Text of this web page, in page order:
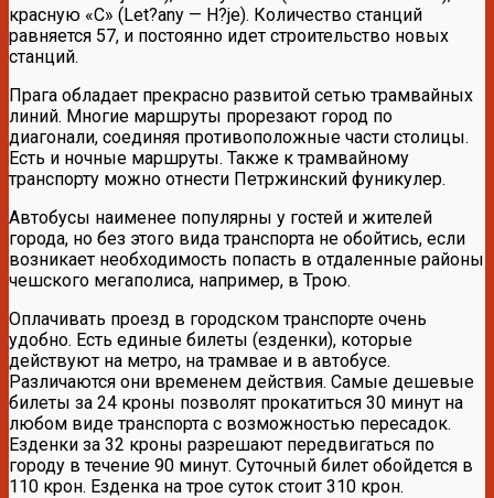
красную «С» (Let?any — H?je). Количество станций
равняется 57, и постоянно идет строительство новых
станций.
Прага обладает прекрасно развитой сетью трамвайных
линий. Многие маршруты прорезают город по
диагонали, соединяя противоположные части столицы.
Есть и ночные маршруты. Также к трамвайному
транспорту можно отнести Петржинский фуникулер.
Автобусы наименее популярны у гостей и жителей
города, но без этого вида транспорта не обойтись, если
возникает необходимость попасть в отдаленные районы
чешского мегаполиса, например, в Трою.
Оплачивать проезд в городском транспорте очень
удобно. Есть единые билеты (езденки), которые
действуют на метро, на трамвае и в автобусе.
Различаются они временем действия. Самые дешевые
билеты за 24 кроны позволят прокатиться 30 минут на
любом виде транспорта с возможностью пересадок.
Езденки за 32 кроны разрешают передвигаться по
городу в течение 90 минут. Суточный билет обойдется в
110 крон. Езденка на трое суток стоит 310 крон.